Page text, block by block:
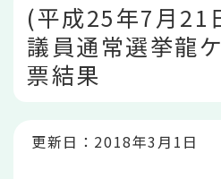
(平成25年7月21
議員通常選挙龍
票結果
更新日：2018年3月1日